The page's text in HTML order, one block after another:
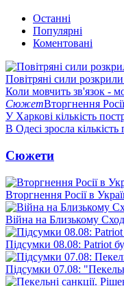
Останні
Популярні
Коментовані
Повітряні сили
Коли мовчить зв'язок -
СюжетВторгнення
У Харкові кількість
В Одесі зросла
Сюжети
Вторгнення Росії в
Війна на Близькому
Підсумки 08.08: Patriot
Підсумки 07.08: